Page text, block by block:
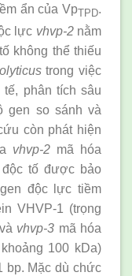
ẩn của VpTPD.
lực vhvp-2nằm
không thể thiếu
trong việc
phân tích sâu
gen so sánh và
còn phát hiện
vhvp-2 mã hóa
độc tố được bảo
độc lực tiềm
VHVP-1 (trọng
vhvp-3 mã hóa
100 kDa)
bp. Mặc dù chức